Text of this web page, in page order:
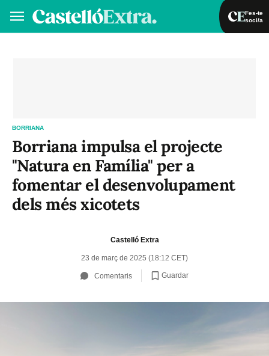
Fes-te
soci/a
BORRIANA
Borriana impulsa el projecte
"Natura en Família" per a
fomentar el desenvolupament
dels més xicotets
Castelló Extra
23 de març de 2025 (18:12 CET)
Comentaris Guardar